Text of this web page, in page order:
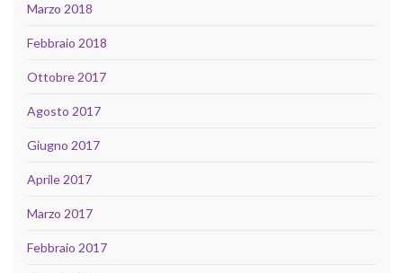
Marzo 2018
Febbraio 2018
Ottobre 2017
Agosto 2017
Giugno 2017
Aprile 2017
Marzo 2017
Febbraio 2017